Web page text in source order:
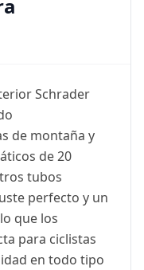
Schrader
de montaña y
de 20
tubos
perfecto y un
que los
para ciclistas
en todo tipo